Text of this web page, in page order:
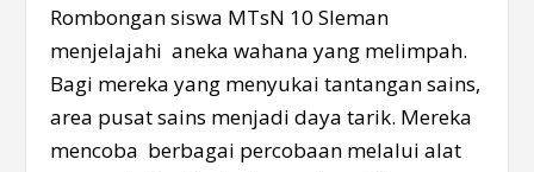
Rombongan siswa MTsN 10 Sleman
menjelajahi aneka wahana yang melimpah.
Bagi mereka yang menyukai tantangan sains,
area pusat sains menjadi daya tarik. Mereka
mencoba berbagai percobaan melalui alat